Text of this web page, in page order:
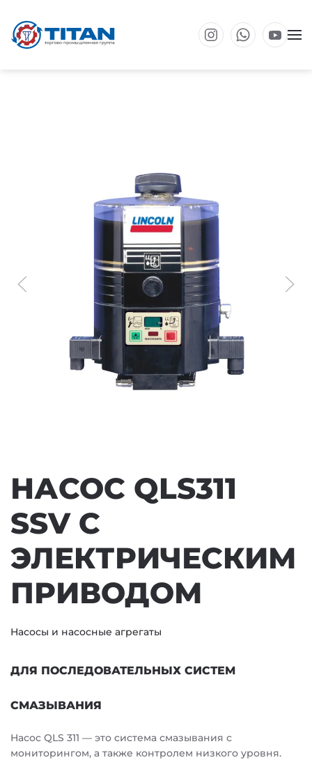
Перейти к основному содержанию
НАСОС QLS311
SSV С
ЭЛЕКТРИЧЕСКИМ
ПРИВОДОМ
Насосы и насосные агрегаты
ДЛЯ ПОСЛЕДОВАТЕЛЬНЫХ СИСТЕМ
СМАЗЫВАНИЯ
Насос QLS 311 — это система смазывания с
мониторингом, а также контролем низкого уровня.